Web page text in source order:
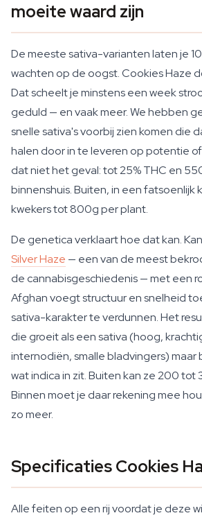
moeite waard zijn
De meeste sativa-varianten laten je
wachten op de oogst. Cookies Haze
Dat scheelt je minstens een week
geduld — en vaak meer. We hebben
snelle sativa's voorbij zien komen die
halen door in te leveren op potentie
dat niet het geval: tot 25% THC en
binnenshuis. Buiten, in een fatsoenlijk
kwekers tot 800g per plant.
De genetica verklaart hoe dat kan.
Silver Haze — een van de meest
de cannabisgeschiedenis — met een
Afghan voegt structuur en snelheid
sativa-karakter te verdunnen. Het
die groeit als een sativa (hoog,
internodiën, smalle bladvingers) maar
wat indica in zit. Buiten kan ze 200 tot
Binnen moet je daar rekening mee
zo meer.
Specificaties Cookies
Alle feiten op een rij voordat je deze